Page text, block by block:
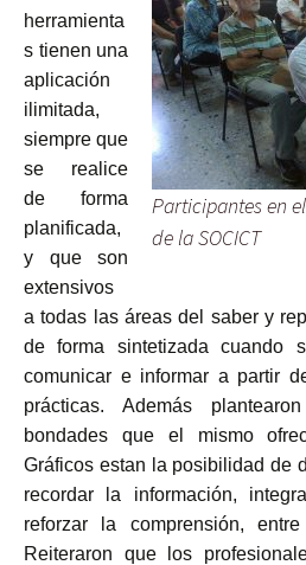
Participantes en
de la SOCICT
herramienta
s tienen una
aplicación
ilimitada,
siempre que
se realice
de forma
planificada,
y que son
extensivos
a todas las áreas del saber y
de forma sintetizada cuando
comunicar e informar a partir
prácticas. Además
bondades que el mismo
Gráficos estan la posibilidad de
recordar la información,
reforzar la comprensión,
Reiteraron que los